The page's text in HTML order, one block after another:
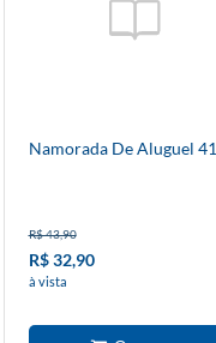
Namorada De Aluguel 41
R$ 43,90
R$ 32,90
à vista